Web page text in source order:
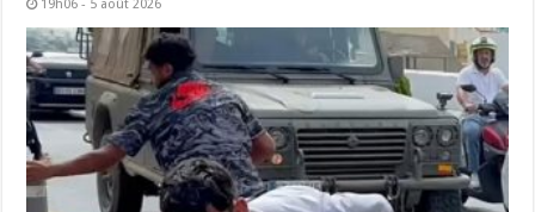
19h06 - 5 août 2026